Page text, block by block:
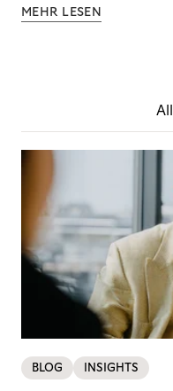
MEHR LESEN
BLOG INSIGHTS